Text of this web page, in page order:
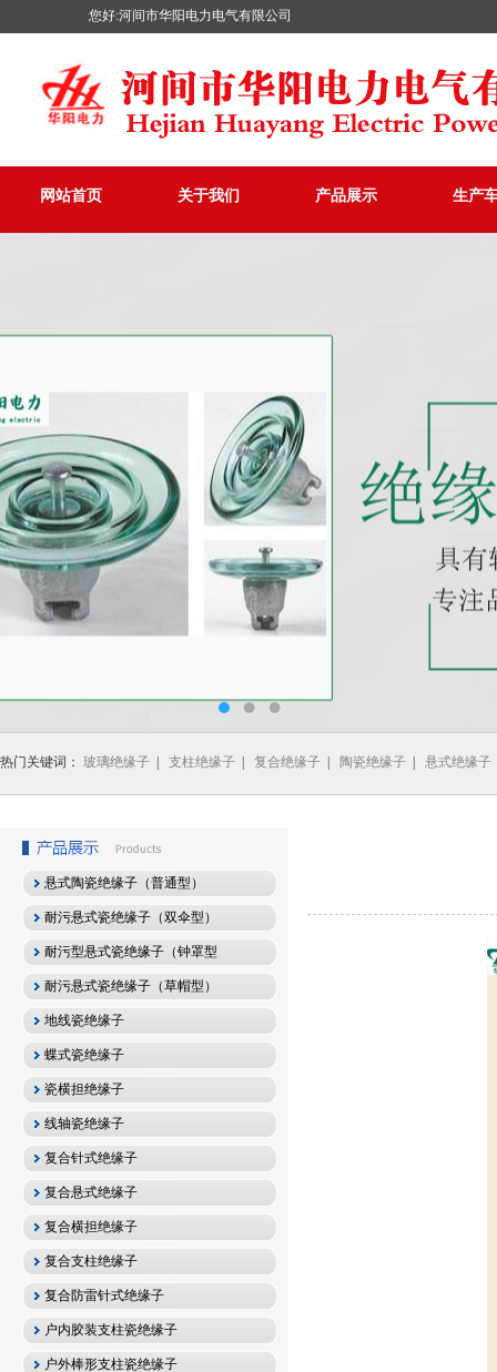
您好:河间市华阳电力电气有限公司
网站首页 关于我们 产品展示 生产
热门关键词： 玻璃绝缘子 支柱绝缘子 复合绝缘子 陶瓷绝缘子 悬式绝缘子
悬式陶瓷绝缘子（普通型）
耐污悬式瓷绝缘子（双伞型）
耐污型悬式瓷绝缘子（钟罩型
耐污悬式瓷绝缘子（草帽型）
地线瓷绝缘子
蝶式瓷绝缘子
瓷横担绝缘子
线轴瓷绝缘子
复合针式绝缘子
复合悬式绝缘子
复合横担绝缘子
复合支柱绝缘子
复合防雷针式绝缘子
户内胶装支柱瓷绝缘子
户外棒形支柱瓷绝缘子